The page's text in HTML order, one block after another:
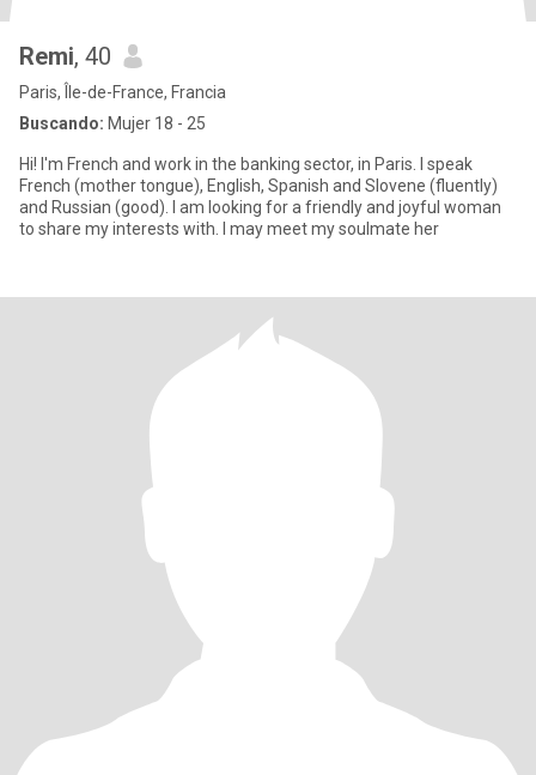
Remi, 40
Paris, Île-de-France, Francia
Buscando: Mujer 18 - 25
Hi! I'm French and work in the banking sector, in Paris. I speak
French (mother tongue), English, Spanish and Slovene (fluently)
and Russian (good). I am looking for a friendly and joyful woman
to share my interests with. I may meet my soulmate her